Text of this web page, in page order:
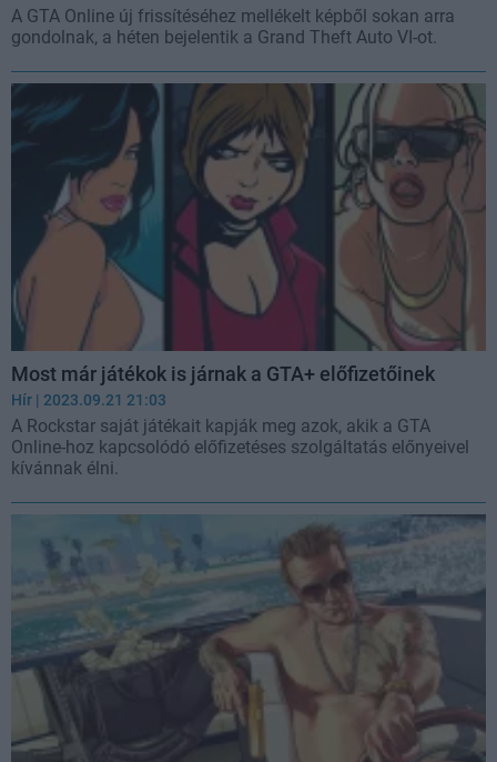
A GTA Online új frissítéséhez mellékelt képből sokan arra
gondolnak, a héten bejelentik a Grand Theft Auto VI-ot.
Most már játékok is járnak a GTA+ előfizetőinek
Hír | 2023.09.21 21:03
A Rockstar saját játékait kapják meg azok, akik a GTA
Online-hoz kapcsolódó előfizetéses szolgáltatás előnyeivel
kívánnak élni.